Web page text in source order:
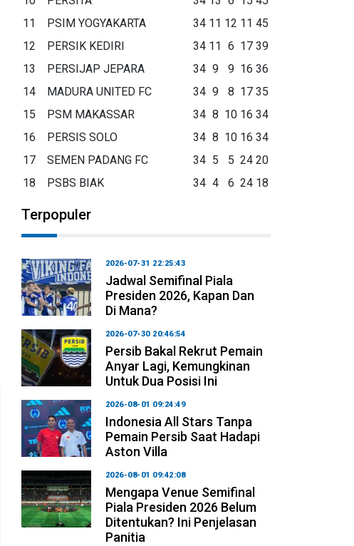
11
PSIM YOGYAKARTA 34 11 12 11 45
12
PERSIK KEDIRI 34 11 6 17 39
13
PERSIJAP JEPARA 34 9 9 16 36
14
MADURA UNITED FC 34 9 8 17 35
15
PSM MAKASSAR 34 8 10 16 34
16
PERSIS SOLO 34 8 10 16 34
17
SEMEN PADANG FC 34 5 5 24 20
18
PSBS BIAK 34 4 6 24 18
Terpopuler
2026-07-31 22:25:43
Jadwal Semifinal Piala
Presiden 2026, Kapan Dan
Di Mana?
2026-07-30 20:46:54
Persib Bakal Rekrut Pemain
Anyar Lagi, Kemungkinan
Untuk Dua Posisi Ini
2026-08-01 09:24:49
Indonesia All Stars Tanpa
Pemain Persib Saat Hadapi
Aston Villa
2026-08-01 09:42:08
Mengapa Venue Semifinal
Piala Presiden 2026 Belum
Ditentukan? Ini Penjelasan
Panitia